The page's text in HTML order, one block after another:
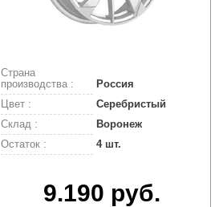
Страна
производства :
Россия
Цвет :
Серебристый
Склад :
Воронеж
Остаток :
4 шт.
9.190 руб.